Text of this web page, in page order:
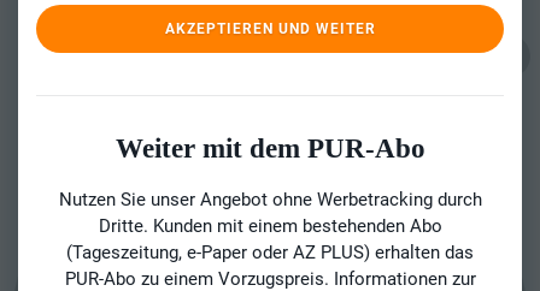
AKZEPTIEREN UND WEITER
Weiter mit dem PUR-Abo
Nutzen Sie unser Angebot ohne Werbetracking durch
Dritte. Kunden mit einem bestehenden Abo
(Tageszeitung, e-Paper oder AZ PLUS) erhalten das
PUR-Abo zu einem Vorzugspreis. Informationen zur